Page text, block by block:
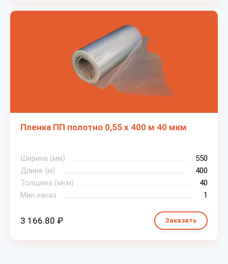
Пленка ПП полотно 0,55 х 400 м 40 мкм
Ширина (мм)
550
Длина (м)
400
Толщина (мкм)
40
Мин.заказ
1
3 166.80 ₽ Заказать